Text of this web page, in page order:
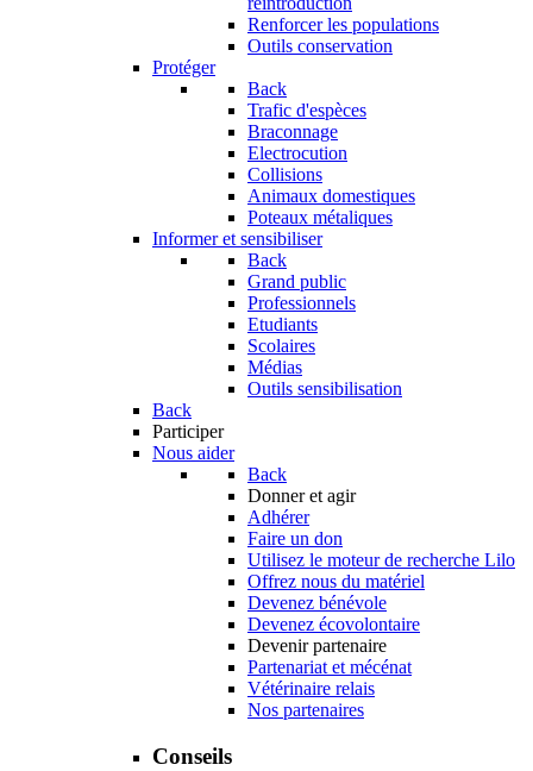
Renforcer les populations
Outils conservation
Protéger
Back
Trafic d'espèces
Braconnage
Electrocution
Collisions
Animaux domestiques
Poteaux métaliques
Informer et sensibiliser
Back
Grand public
Professionnels
Etudiants
Scolaires
Médias
Outils sensibilisation
Back
Participer
Nous aider
Back
Donner et agir
Adhérer
Faire un don
Utilisez le moteur de recherche Lilo
Offrez nous du matériel
Devenez bénévole
Devenez écovolontaire
Devenir partenaire
Partenariat et mécénat
Vétérinaire relais
Nos partenaires
Conseils